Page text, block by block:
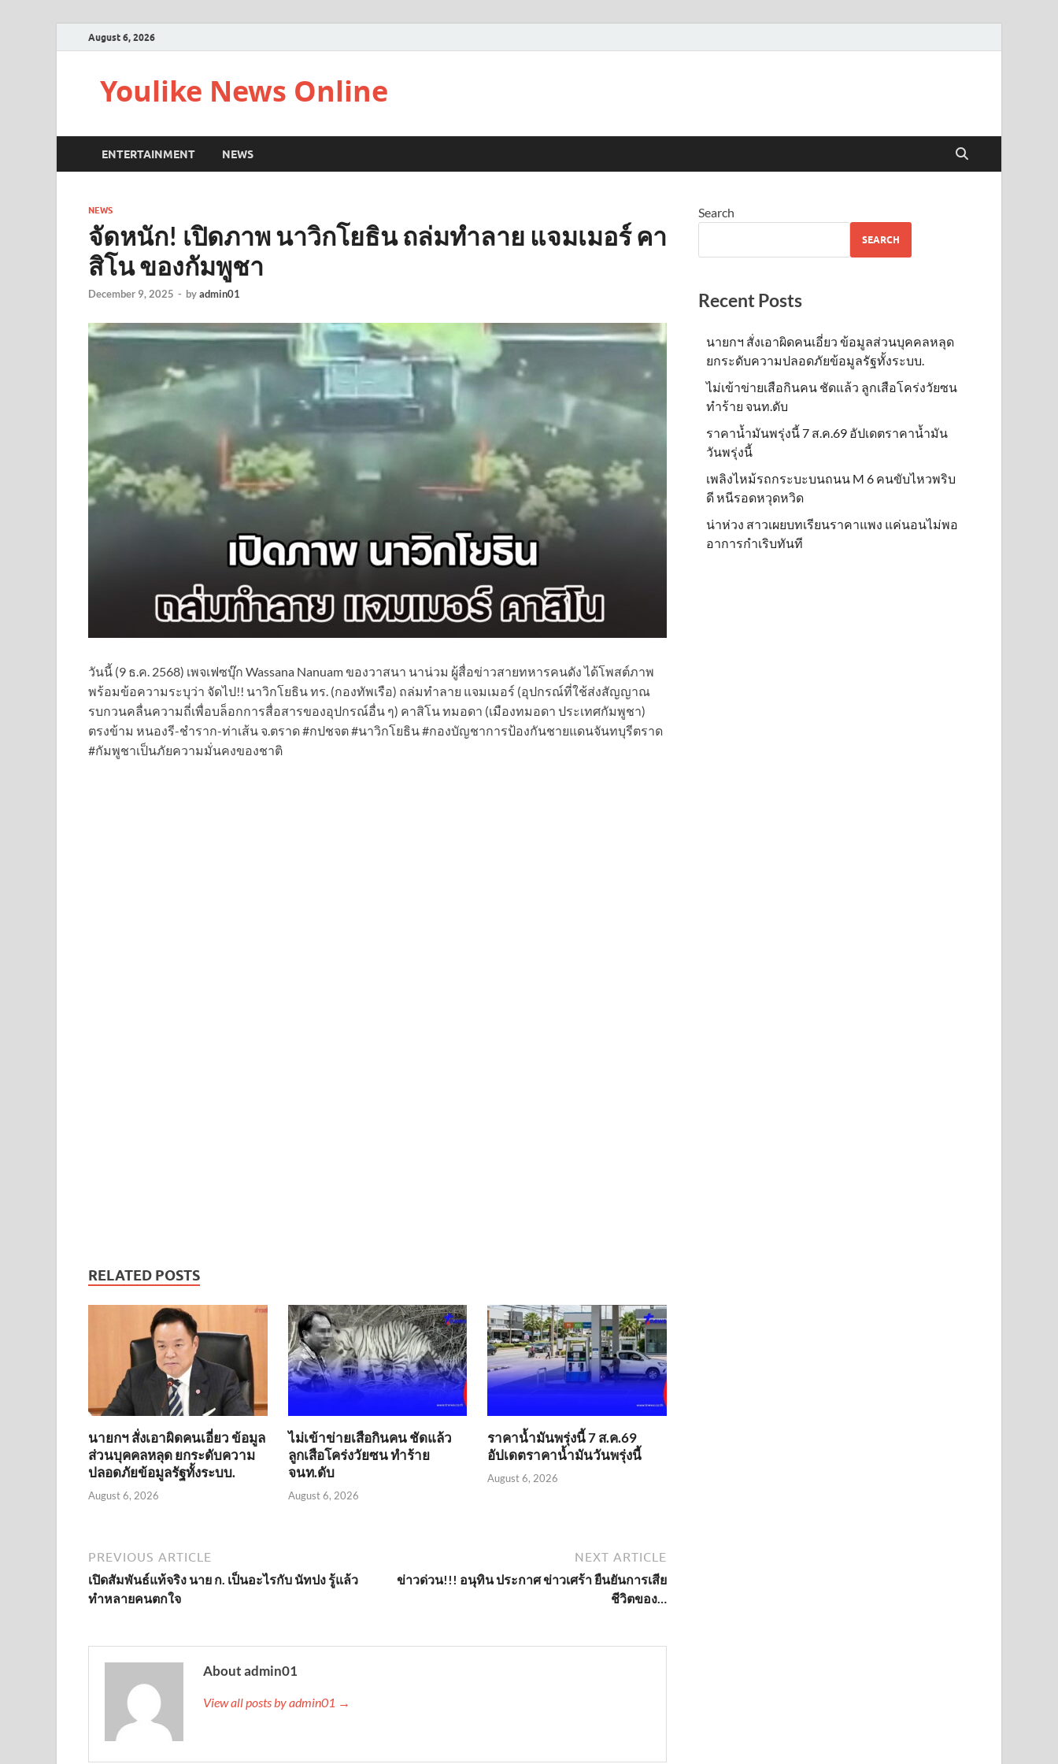
August 6, 2026
Youlike News Online
ENTERTAINMENT NEWS
NEWS
จัดหนัก! เปิดภาพ นาวิกโยธิน ถล่มทำลาย แจมเมอร์ คา
สิโน ของกัมพูชา
December 9, 2025 - byadmin01
วันนี้ (9 ธ.ค. 2568) เพจเฟซบุ๊ก Wassana Nanuam ของวาสนา นาน่วม ผู้สื่อข่าวสายทหารคนดัง ได้โพสต์ภาพ
พร้อมข้อความระบุว่า จัดไป!! นาวิกโยธิน ทร. (กองทัพเรือ) ถล่มทำลาย แจมเมอร์ (อุปกรณ์ที่ใช้ส่งสัญญาณ
รบกวนคลื่นความถี่เพื่อบล็อกการสื่อสารของอุปกรณ์อื่น ๆ) คาสิโน ทมอดา (เมืองทมอดา ประเทศกัมพูชา)
ตรงข้าม หนองรี-ชำราก-ท่าเส้น จ.ตราด #กปชจต #นาวิกโยธิน #กองบัญชาการป้องกันชายแดนจันทบุรีตราด
#กัมพูชาเป็นภัยความมั่นคงของชาติ
RELATED POSTS
นายกฯ สั่งเอาผิดคนเอี่ยว ข้อมูล
ส่วนบุคคลหลุด ยกระดับความ
ปลอดภัยข้อมูลรัฐทั้งระบบ.
August 6, 2026
ไม่เข้าข่าย​เสือกินคน ชัดแล้ว
ลูกเสือโคร่งวัยซน ทำร้าย
จนท.ดับ
August 6, 2026
ราคาน้ำมันพรุ่งนี้ 7 ส.ค.69
อัปเดตราคาน้ำมันวันพรุ่งนี้
August 6, 2026
PREVIOUS ARTICLE
เปิดสัมพันธ์แท้จริง นาย ก. เป็นอะไรกับ นัทปง รู้แล้ว
ทำหลายคนตกใจ
NEXT ARTICLE
ข่าวด่วน!!! อนุทิน ประกาศ​ ข่าวเศร้า ยืนยันการเสีย
ชีวิตของ…
About admin01
View all posts by admin01 →
Search
SEARCH
Recent Posts
นายกฯ สั่งเอาผิดคนเอี่ยว ข้อมูลส่วนบุคคลหลุด
ยกระดับความปลอดภัยข้อมูลรัฐทั้งระบบ.
ไม่เข้าข่าย​เสือกินคน ชัดแล้ว ลูกเสือโคร่งวัยซน
ทำร้าย จนท.ดับ
ราคาน้ำมันพรุ่งนี้ 7 ส.ค.69 อัปเดตราคาน้ำมัน
วันพรุ่งนี้
เพลิงไหม้รถกระบะบนถนน M 6 คนขับไหวพริบ
ดี หนีรอดหวุดหวิด
น่าห่วง สาวเผยบทเรียนราคาแพง แค่นอนไม่พอ
อาการกำเริบทันที